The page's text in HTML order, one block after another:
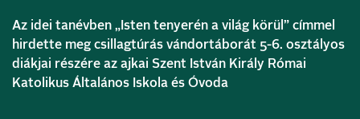
Az idei tanévben „Isten tenyerén a világ körül” címmel
hirdette meg csillagtúrás vándortáborát 5-6. osztályos
diákjai részére az ajkai Szent István Király Római
Katolikus Általános Iskola és Óvoda